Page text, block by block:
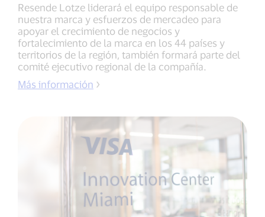
Resende Lotze liderará el equipo responsable de
nuestra marca y esfuerzos de mercadeo para
apoyar el crecimiento de negocios y
fortalecimiento de la marca en los 44 países y
territorios de la región, también formará parte del
comité ejecutivo regional de la compañía.
Más información